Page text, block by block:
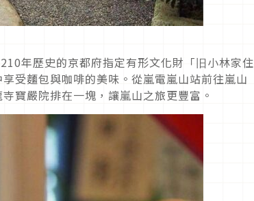
年歷史的京都府指定有形文化財「旧小林家住
受麵包與咖啡的美味。從嵐電嵐山站前往嵐山
寶嚴院排在一塊，讓嵐山之旅更豐富。